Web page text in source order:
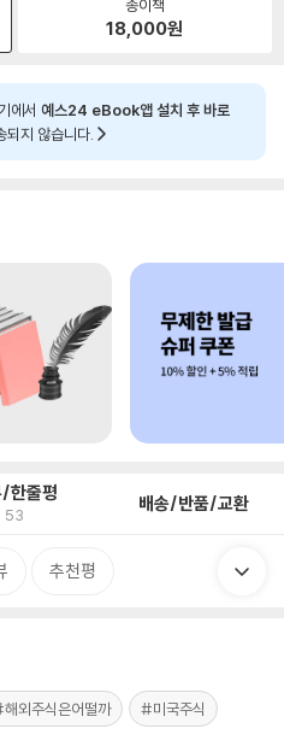
종이책
18,000원
에서 예스24 eBook앱 설치 후 바로
되지 않습니다.
/한줄평
53 배송/반품/교환
추천평
외주식은어떨까 #미국주식